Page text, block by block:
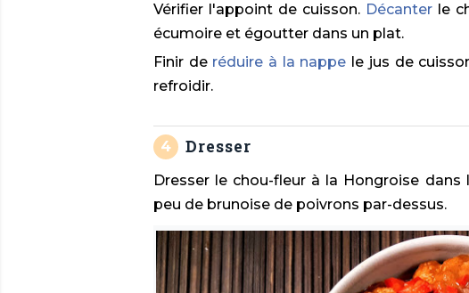
Vérifier l'appoint de cuisson. Décanterle
écumoire et égoutter dans un plat.
Finir de réduire à la nappe le jus de
refroidir.
Dresser
Dresser le chou-fleur à la Hongroise
peu de brunoise de poivrons par-dessus.